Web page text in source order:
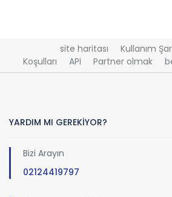
site haritası Kullanım
Koşulları
API Partner olmak
YARDIM MI GEREKİYOR?
Bizi Arayın
02124419797